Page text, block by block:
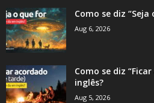
Como se diz
Aug 6, 2026
Como se diz
inglês?
Aug 5, 2026